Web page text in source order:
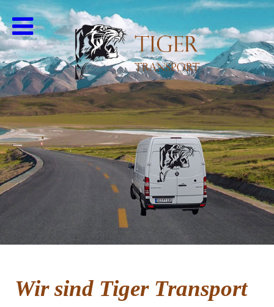
Wir sind Tiger Transport